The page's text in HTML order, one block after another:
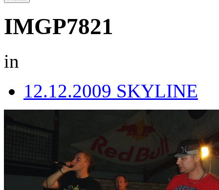
IMGP7821
in
12.12.2009 SKYLINE